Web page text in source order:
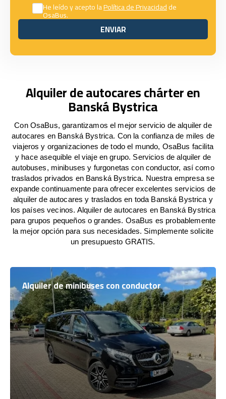
He leído y acepto laPolítica de Privacidadde
OsaBus.
ENVIAR
ENVIAR
Alquiler de autocares chárter en
Banská Bystrica
Con OsaBus, garantizamos el mejor servicio de alquiler de
autocares en Banská Bystrica. Con la confianza de miles de
viajeros y organizaciones de todo el mundo, OsaBus facilita
y hace asequible el viaje en grupo. Servicios de alquiler de
autobuses, minibuses y furgonetas con conductor, así como
traslados privados en Banská Bystrica. Nuestra empresa se
expande continuamente para ofrecer excelentes servicios de
alquiler de autocares y traslados en toda Banská Bystrica y
los países vecinos. Alquiler de autocares en Banská Bystrica
para grupos pequeños o grandes. OsaBus es probablemente
la mejor opción para sus necesidades. Simplemente solicite
un presupuesto GRATIS.
Alquiler de minibuses con conductor